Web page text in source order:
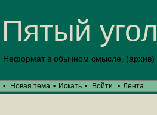
Пятый угол
Неформат в обычном смысле. (архив)
• Новая тема • Искать • Войти • Лента